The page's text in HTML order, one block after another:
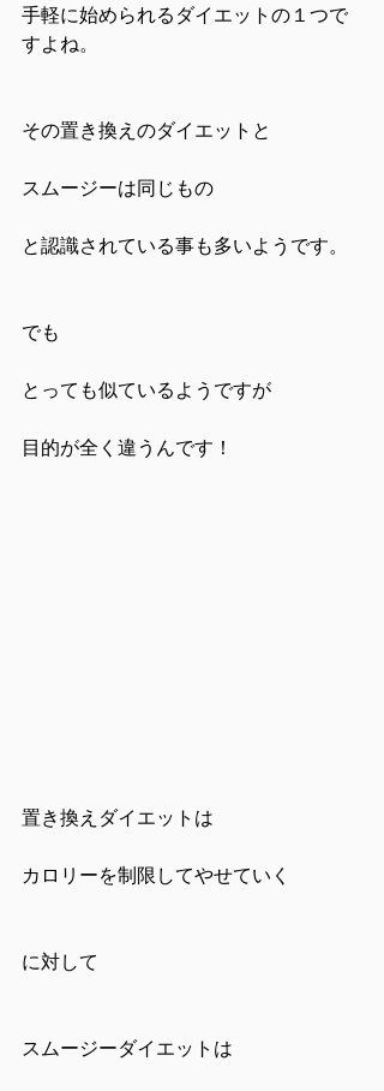
手軽に始められるダイエットの１つで
すよね。
その置き換えのダイエットと
スムージーは同じもの
と認識されている事も多いようです。
でも
とっても似ているようですが
目的が全く違うんです！
置き換えダイエットは
カロリーを制限してやせていく
に対して
スムージーダイエットは